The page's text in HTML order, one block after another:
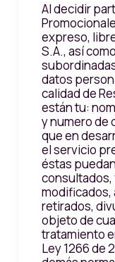
Al decidir
expreso,
S.A., así
datos
calidad de
están tu:
y numero de
que en
el servicio
éstas
modificados,
retirados,
objeto de
tratamiento
Ley 1266 de